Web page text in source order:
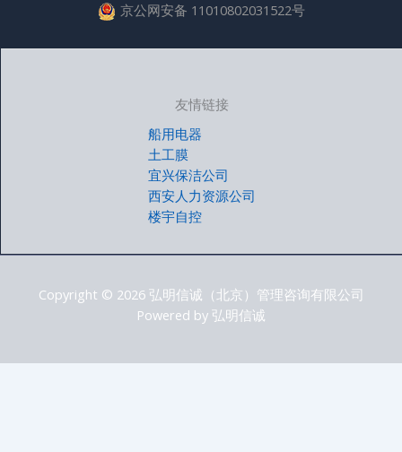
京公网安备 11010802031522号
友情链接
船用电器
土工膜
宜兴保洁公司
西安人力资源公司
楼宇自控
Copyright © 2026 弘明信诚（北京）管理咨询有限公司
Powered by 弘明信诚